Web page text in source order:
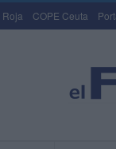
Roja COPE Ceuta